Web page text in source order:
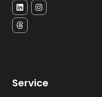
Service